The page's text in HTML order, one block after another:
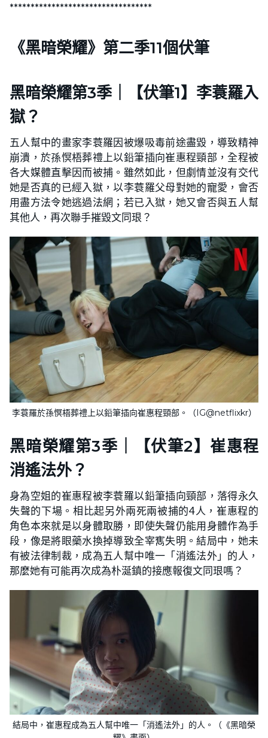
**********************************
《黑暗榮耀》第二季11個伏筆
黑暗榮耀第3季｜【伏筆1】李蓑羅入
獄？
五人幫中的畫家李蓑羅因被爆吸毒前途盡毀，導致精神
崩潰，於孫慏梧葬禮上以鉛筆插向崔惠程頸部，全程被
各大媒體直擊因而被捕。雖然如此，但劇情並沒有交代
她是否真的已經入獄，以李蓑羅父母對她的寵愛，會否
用盡方法令她逃過法網；若已入獄，她又會否與五人幫
其他人，再次聯手摧毀文同珢？
李蓑羅於孫慏梧葬禮上以鉛筆插向崔惠程頸部。（IG@netflixkr）
黑暗榮耀第3季｜【伏筆2】崔惠程
消遙法外？
身為空姐的崔惠程被李蓑羅以鉛筆插向頸部，落得永久
失聲的下場。相比起另外兩死兩被捕的4人，崔惠程的
角色本來就是以身體取勝，即使失聲仍能用身體作為手
段，像是將眼藥水換掉導致全宰寯失明。結局中，她未
有被法律制裁，成為五人幫中唯一「消遙法外」的人，
那麼她有可能再次成為朴涎鎮的接應報復文同珢嗎？
結局中，崔惠程成為五人幫中唯一「消遙法外」的人。（《黑暗榮